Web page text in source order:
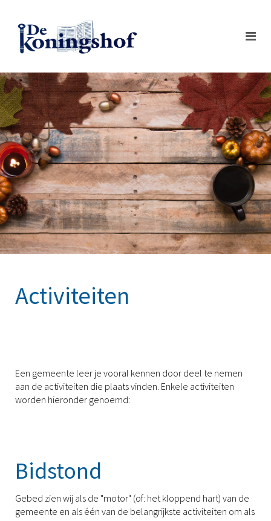
Activiteiten
Een gemeente leer je vooral kennen door deel te nemen
aan de activiteiten die plaats vinden. Enkele activiteiten
worden hieronder genoemd:
Bidstond
Gebed zien wij als de "motor" (of: het kloppend hart) van de
gemeente en als één van de belangrijkste activiteiten om als